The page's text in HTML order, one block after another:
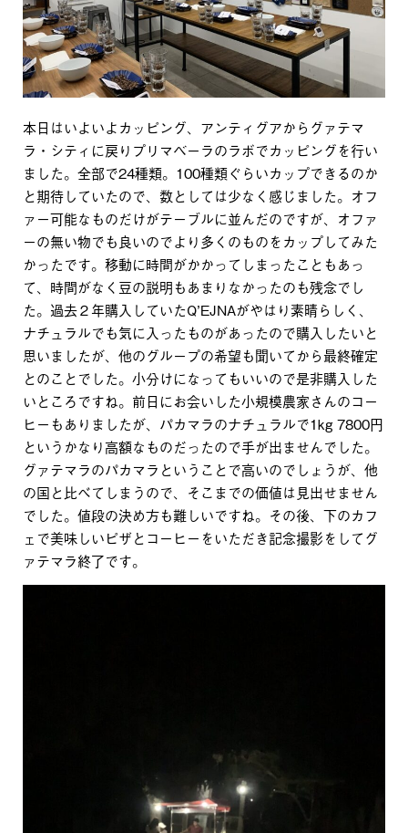
本日はいよいよカッピング、アンティグアからグァテマ
ラ・シティに戻りプリマベーラのラボでカッピングを行い
ました。全部で24種類。100種類ぐらいカップできるのか
と期待していたので、数としては少なく感じました。オフ
ァー可能なものだけがテーブルに並んだのですが、オファ
ーの無い物でも良いのでより多くのものをカップしてみた
かったです。移動に時間がかかってしまったこともあっ
て、時間がなく豆の説明もあまりなかったのも残念でし
た。過去２年購入していたQ’EJNAがやはり素晴らしく、
ナチュラルでも気に入ったものがあったので購入したいと
思いましたが、他のグループの希望も聞いてから最終確定
とのことでした。小分けになってもいいので是非購入した
いところですね。前日にお会いした小規模農家さんのコー
ヒーもありましたが、パカマラのナチュラルで1kg 7800円
というかなり高額なものだったので手が出ませんでした。
グァテマラのパカマラということで高いのでしょうが、他
の国と比べてしまうので、そこまでの価値は見出せません
でした。値段の決め方も難しいですね。その後、下のカフ
ェで美味しいピザとコーヒーをいただき記念撮影をしてグ
ァテマラ終了です。